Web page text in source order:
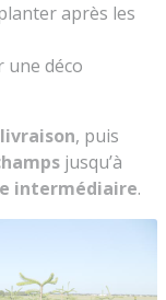
après les
une déco
, puis
jusqu’à
intermédiaire.